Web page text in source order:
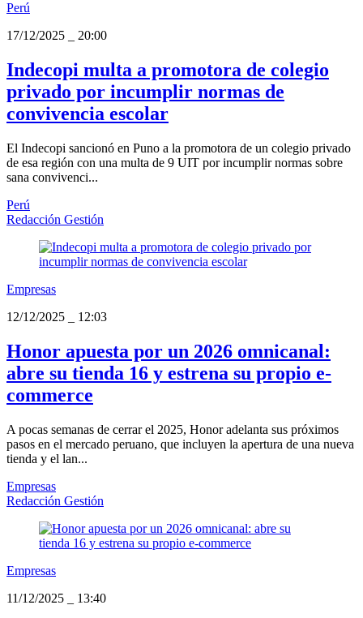
Perú
17/12/2025
20:00
Indecopi multa a promotora de colegio
privado por incumplir normas de
convivencia escolar
El Indecopi sancionó en Puno a la promotora de un colegio privado
de esa región con una multa de 9 UIT por incumplir normas sobre
sana convivenci...
Perú
Redacción Gestión
Empresas
12/12/2025
12:03
Honor apuesta por un 2026 omnicanal:
abre su tienda 16 y estrena su propio e-
commerce
A pocas semanas de cerrar el 2025, Honor adelanta sus próximos
pasos en el mercado peruano, que incluyen la apertura de una nueva
tienda y el lan...
Empresas
Redacción Gestión
Empresas
11/12/2025
13:40